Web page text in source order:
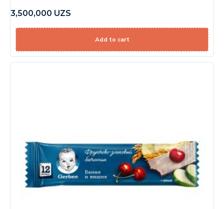
3,500,000 UZS
Add to cart